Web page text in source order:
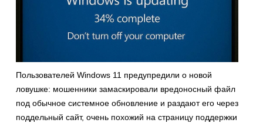
Пользователей Windows 11 предупредили о новой
ловушке: мошенники замаскировали вредоносный файл
под обычное системное обновление и раздают его через
поддельный сайт, очень похожий на страницу поддержки